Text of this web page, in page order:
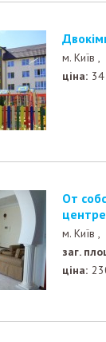
м. Київ ,
ціна:
От собственника! Без комиссии! Продажа квартиры в
м. Київ ,
заг.
ціна: